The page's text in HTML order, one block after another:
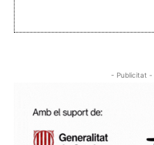
- Publicitat -